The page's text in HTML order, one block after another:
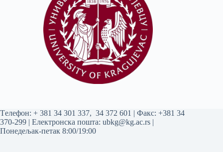
Tелефон: + 381 34 301 337, 34 372 601 | Факс: +381 34
370-299 | Електронска пошта: ubkg@kg.ac.rs |
Понедељак-петак 8:00/19:00